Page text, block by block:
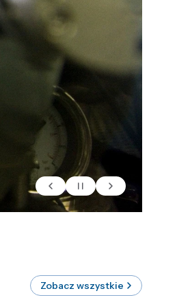
Zobacz wszystkie